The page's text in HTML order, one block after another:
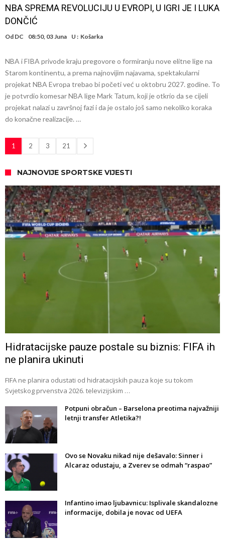
NBA SPREMA REVOLUCIJU U EVROPI, U IGRI JE I LUKA
DONČIĆ
Od DC 08:50, 03 Juna U : Košarka
NBA i FIBA privode kraju pregovore o formiranju nove elitne lige na
Starom kontinentu, a prema najnovijim najavama, spektakularni
projekat NBA Evropa trebao bi početi već u oktobru 2027. godine. To
je potvrdio komesar NBA lige Mark Tatum, koji je otkrio da se cijeli
projekat nalazi u završnoj fazi i da je ostalo još samo nekoliko koraka
do konačne realizacije. …
1 2 3 21
NAJNOVIJE SPORTSKE VIJESTI
Hidratacijske pauze postale su biznis: FIFA ih
ne planira ukinuti
FIFA ne planira odustati od hidratacijskih pauza koje su tokom
Svjetskog prvenstva 2026. televizijskim …
Potpuni obračun – Barselona preotima najvažniji
letnji transfer Atletika?!
Ovo se Novaku nikad nije dešavalo: Sinner i
Alcaraz odustaju, a Zverev se odmah “raspao”
Infantino imao ljubavnicu: Isplivale skandalozne
informacije, dobila je novac od UEFA